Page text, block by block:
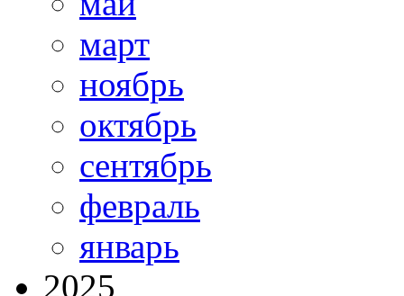
март
ноябрь
октябрь
сентябрь
февраль
январь
2025